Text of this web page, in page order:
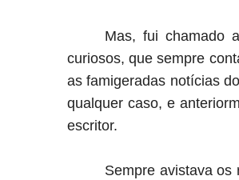
Mas, fui chamado
curiosos, que sempre
as famigeradas notícias
qualquer caso, e
escritor.
Sempre avistava os